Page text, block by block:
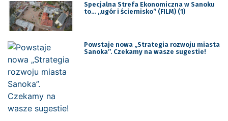
Specjalna Strefa Ekonomiczna w Sanoku
to… „ugór i ściernisko” (FILM) (1)
Powstaje nowa „Strategia rozwoju miasta
Sanoka”. Czekamy na wasze sugestie!